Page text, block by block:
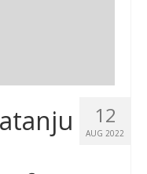
12
AUG 2022